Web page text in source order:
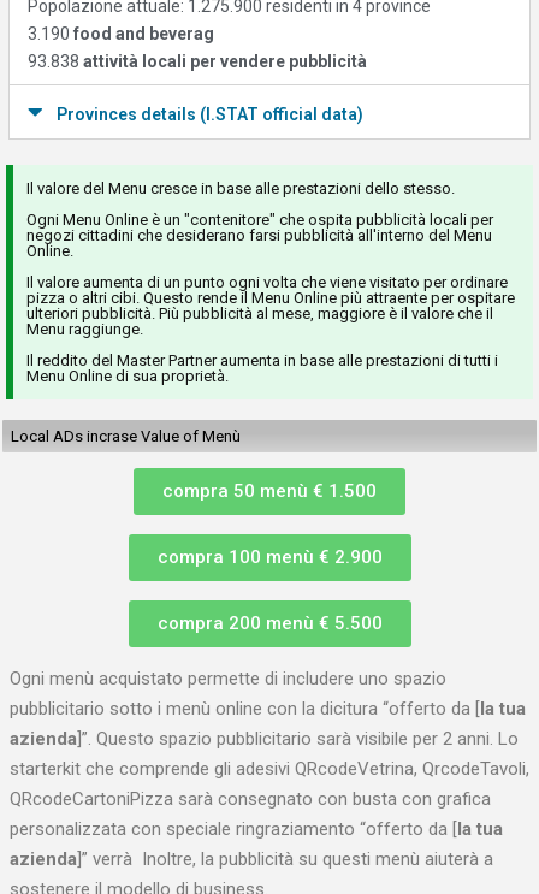
Popolazione attuale: 1.275.900 residenti in 4 province
3.190 food and beverag
93.838 attività locali per vendere pubblicità
Provinces details (I.STAT official data)
Il valore del Menu cresce in base alle prestazioni dello stesso.
Ogni Menu Online è un "contenitore" che ospita pubblicità locali per
negozi cittadini che desiderano farsi pubblicità all'interno del Menu
Online.
Il valore aumenta di un punto ogni volta che viene visitato per ordinare
pizza o altri cibi. Questo rende il Menu Online più attraente per ospitare
ulteriori pubblicità. Più pubblicità al mese, maggiore è il valore che il
Menu raggiunge.
Il reddito del Master Partner aumenta in base alle prestazioni di tutti i
Menu Online di sua proprietà.
Local ADs incrase Value of Menù
compra 50 menù € 1.500
compra 100 menù € 2.900
compra 200 menù € 5.500
Ogni menù acquistato permette di includere uno spazio
pubblicitario sotto i menù online con la dicitura “offerto da [la tua
azienda]”. Questo spazio pubblicitario sarà visibile per 2 anni. Lo
starterkit che comprende gli adesivi QRcodeVetrina, QrcodeTavoli,
QRcodeCartoniPizza sarà consegnato con busta con grafica
personalizzata con speciale ringraziamento “offerto da [la tua
azienda]” verrà Inoltre, la pubblicità su questi menù aiuterà a
sostenere il modello di business.